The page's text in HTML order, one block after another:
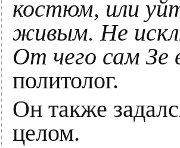
костюм, или
живым. Не
От чего сам Зе
политолог.
Он также
целом.